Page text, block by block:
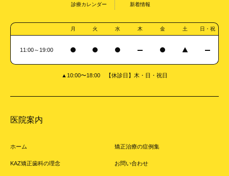
診療カレンダー 新着情報
月 火 水 木 金 土 日・祝
11:00～19:00
▲10:00〜18:00 【休診日】木・日・祝日
医院案内
ホーム
KAZ矯正歯科の理念
矯正治療の症例集
お問い合わせ